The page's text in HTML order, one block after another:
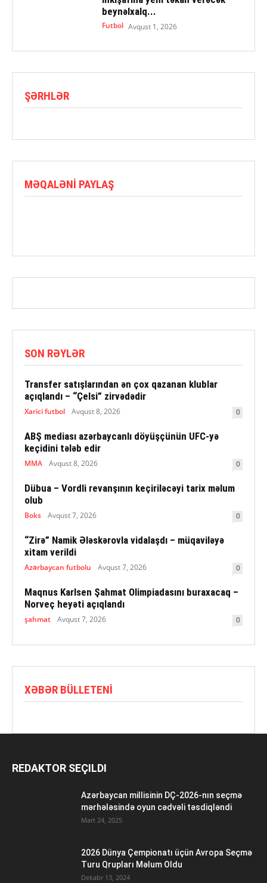
beynəlxalq...
Futbol Avqust 1, 2026
ŞƏRHLƏR
MƏQALƏNI PAYLAŞ
SON RƏYLƏR
Transfer satışlarından ən çox qazanan klublar
açıqlandı – “Çelsi” zirvədədir
Xarici futbol Avqust 8, 2026 0
ABŞ mediası azərbaycanlı döyüşçünün UFC-yə
keçidini tələb edir
MMA Avqust 8, 2026 0
Dübua – Vordli revanşının keçiriləcəyi tarix məlum
olub
Boks Avqust 7, 2026 0
“Zirə” Namik Ələskərovla vidalaşdı – müqaviləyə
xitam verildi
Azərbaycan futbolu Avqust 7, 2026 0
Maqnus Karlsen Şahmat Olimpiadasını buraxacaq –
Norveç heyəti açıqlandı
şahmat Avqust 7, 2026 0
XƏBƏR BÜLLETENI
REDAKTOR SEÇILDI
Azərbaycan millisinin DÇ-2026-nın seçmə
mərhələsində oyun cədvəli təsdiqləndi
Mart 24, 2025
2026 Dünya Çempionatı üçün Avropa Seçmə
Turu Qrupları Məlum Oldu
Dekabr 13, 2024